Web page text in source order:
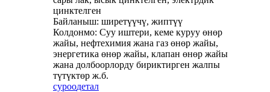
цинктелген
Байланыш: ширетүүчү, жиптүү
Колдонмо: Суу иштери, кеме куруу өнөр
жайы, нефтехимия жана газ өнөр жайы,
энергетика өнөр жайы, клапан өнөр жайы
жана долбоорлорду бириктирген жалпы
түтүктөр ж.б.
суроодетал